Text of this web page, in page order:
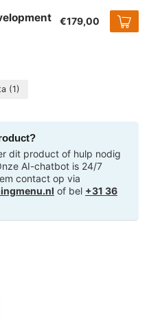
€179,00
(1)
dit product of hulp nodig
AI-chatbot is 24/7
contact op via
of bel +31 36